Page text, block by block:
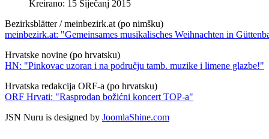
Kreirano: 15 Siječanj 2015
Bezirksblätter / meinbezirk.at (po nimšku)
meinbezirk.at: "Gemeinsames musikalisches Weihnachten in
Hrvatske novine (po hrvatsku)
HN: "Pinkovac uzoran i na području tamb. muzike i limene glazbe!"
Hrvatska redakcija ORF-a (po hrvatsku)
ORF Hrvati: "Rasprodan božićni koncert TOP-a"
JSN Nuru is designed by JoomlaShine.com